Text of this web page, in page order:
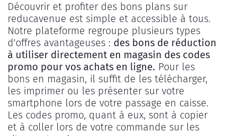
Découvrir et profiter des bons plans sur
reducavenue est simple et accessible à tous.
Notre plateforme regroupe plusieurs types
d'offres avantageuses : des bons de réduction
à utiliser directement en magasin des codes
promo pour vos achats en ligne. Pour les
bons en magasin, il suffit de les télécharger,
les imprimer ou les présenter sur votre
smartphone lors de votre passage en caisse.
Les codes promo, quant à eux, sont à copier
et à coller lors de votre commande sur les